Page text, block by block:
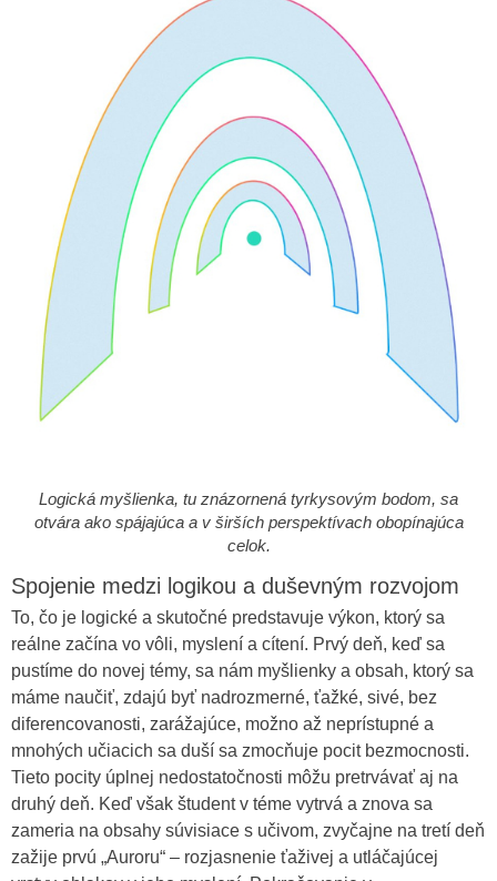
Logická myšlienka, tu znázornená tyrkysovým bodom, sa
otvára ako spájajúca a v širších perspektívach obopínajúca
celok.
Spojenie medzi logikou a duševným rozvojom
To, čo je logické a skutočné predstavuje výkon, ktorý sa
reálne začína vo vôli, myslení a cítení. Prvý deň, keď sa
pustíme do novej témy, sa nám myšlienky a obsah, ktorý sa
máme naučiť, zdajú byť nadrozmerné, ťažké, sivé, bez
diferencovanosti, zarážajúce, možno až neprístupné a
mnohých učiacich sa duší sa zmocňuje pocit bezmocnosti.
Tieto pocity úplnej nedostatočnosti môžu pretrvávať aj na
druhý deň. Keď však študent v téme vytrvá a znova sa
zameria na obsahy súvisiace s učivom, zvyčajne na tretí deň
zažije prvú „Auroru“ – rozjasnenie ťaživej a utláčajúcej